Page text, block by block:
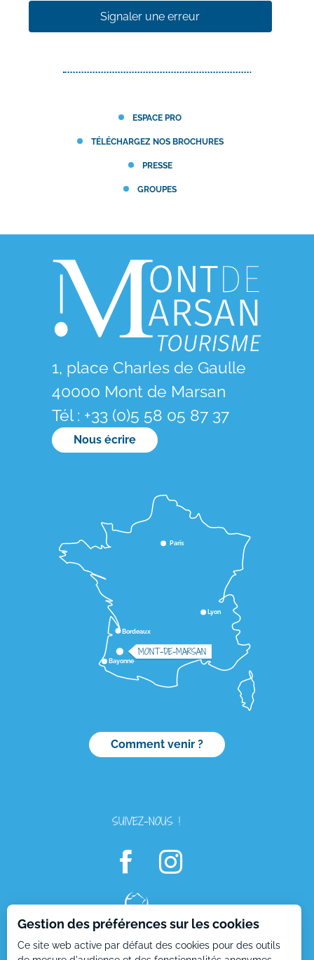
Prestations
Tarifs
Signaler une erreur
ESPACE PRO
TÉLÉCHARGEZ NOS BROCHURES
PRESSE
GROUPES
1, place Charles de Gaulle
40000 Mont de Marsan
Tél : +33 (0)5 58 05 87 37
Nous écrire
Lyon
Bordeaux
Paris
Bayonne
MONT-DE-MARSAN
Comment venir ?
SUIVEZ-NOUS !
Gestion des préférences sur les cookies
Ce site web active par défaut des cookies pour des outils